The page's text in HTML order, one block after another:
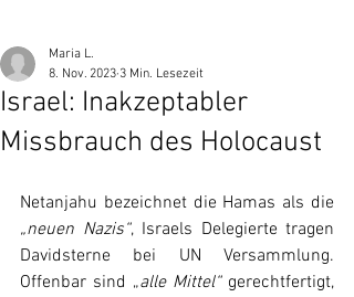
Israel: Inakzeptabler
Missbrauch des Holocaust
Maria L.
8. Nov. 2023 3 Min. Lesezeit
„neuen Nazis“, Israels Delegierte tragen
Davidsterne bei UN Versammlung.
Offenbar sind „alle Mittel“ gerechtfertigt,